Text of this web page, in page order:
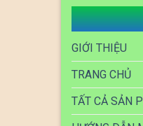
GIỚI THIỆU
TRANG CHỦ
TẤT CẢ SẢN